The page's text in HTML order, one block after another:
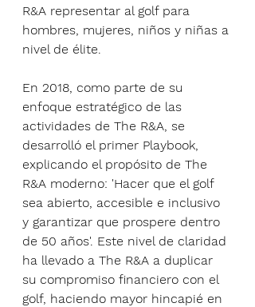
R&A representar al golf para
hombres, mujeres, niños y niñas a
nivel de élite.
En 2018, como parte de su
enfoque estratégico de las
actividades de The R&A, se
desarrolló el primer Playbook,
explicando el propósito de The
R&A moderno: 'Hacer que el golf
sea abierto, accesible e inclusivo
y garantizar que prospere dentro
de 50 años'. Este nivel de claridad
ha llevado a The R&A a duplicar
su compromiso financiero con el
golf, haciendo mayor hincapié en